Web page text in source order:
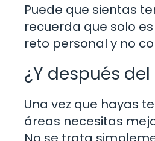
Puede que sientas
recuerda que solo
reto personal y no
¿Y después
Una vez que hayas
áreas necesitas